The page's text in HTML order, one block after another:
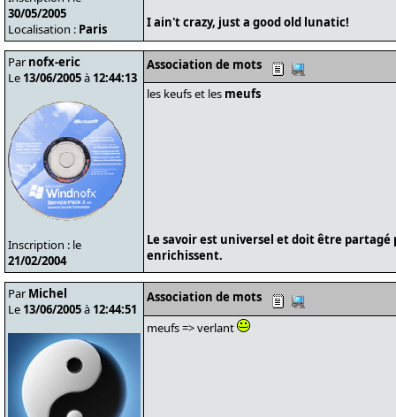
30/05/2005
Localisation : Paris I ain't crazy, just a good old lunatic!
Par nofx-eric
Le 13/06/2005à 12:44:13
Inscription : le
21/02/2004
Association de mots
les keufs et les meufs
Le savoir est universel et doit être partagé
enrichissent.
Par Michel
Le 13/06/2005à 12:44:51
Association de mots
meufs => verlant